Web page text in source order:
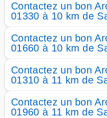
Contactez un bon
01330 à 10 km de
Contactez un bon
01660 à 10 km de
Contactez un bon
01310 à 11 km de
Contactez un bon
01960 à 11 km de